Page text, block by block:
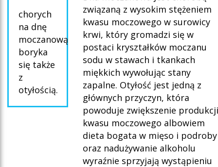
chorych
na dnę
moczanową
boryka
się także
z
otyłością.
związaną z wysokim stężeniem
kwasu moczowego w surowicy
krwi, który gromadzi się w
postaci kryształków moczanu
sodu w stawach i tkankach
miękkich wywołując stany
zapalne. Otyłość jest jedną z
głównych przyczyn, która
powoduje zwiększenie
kwasu moczowego albowiem
dieta bogata w mięso i podroby
oraz nadużywanie alkoholu
wyraźnie sprzyjają wystąpieniu